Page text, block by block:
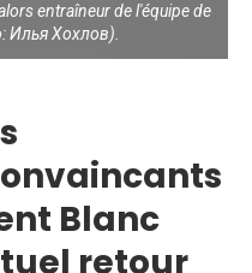
entraîneur de l'équipe de
Илья Хохлов).
Blanc
retour